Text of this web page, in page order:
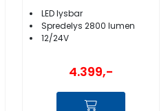
LED lysbar
Spredelys 2800 lumen
12/24V
4.399,-